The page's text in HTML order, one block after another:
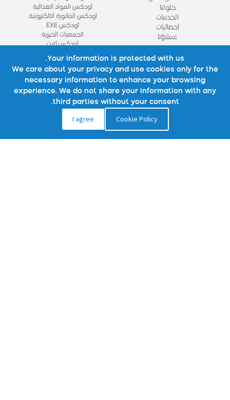
حلولنا
الخدمات
احصائيات
عملاؤنا
أودكس المواد الغذائية
أودكس الفاتورة الالكترونية
أودكس EXE
الجمعيات الخيرية
أودكس لايت
View All
روابط مهمة
نبذة عنا
تواصل معنا
تواصل معنا
الأسئلة الشائعة
Your information is protected with us.
We care about your privacy and use cookies only for the
necessary information to enhance your browsing
experience. We do not share your information with any
third parties without your consent.
Cookie Policy
I agree